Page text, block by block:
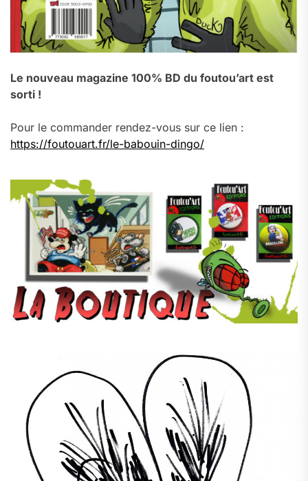
Le nouveau magazine 100% BD du foutou’art est
sorti !
Pour le commander rendez-vous sur ce lien :
https://foutouart.fr/le-babouin-dingo/